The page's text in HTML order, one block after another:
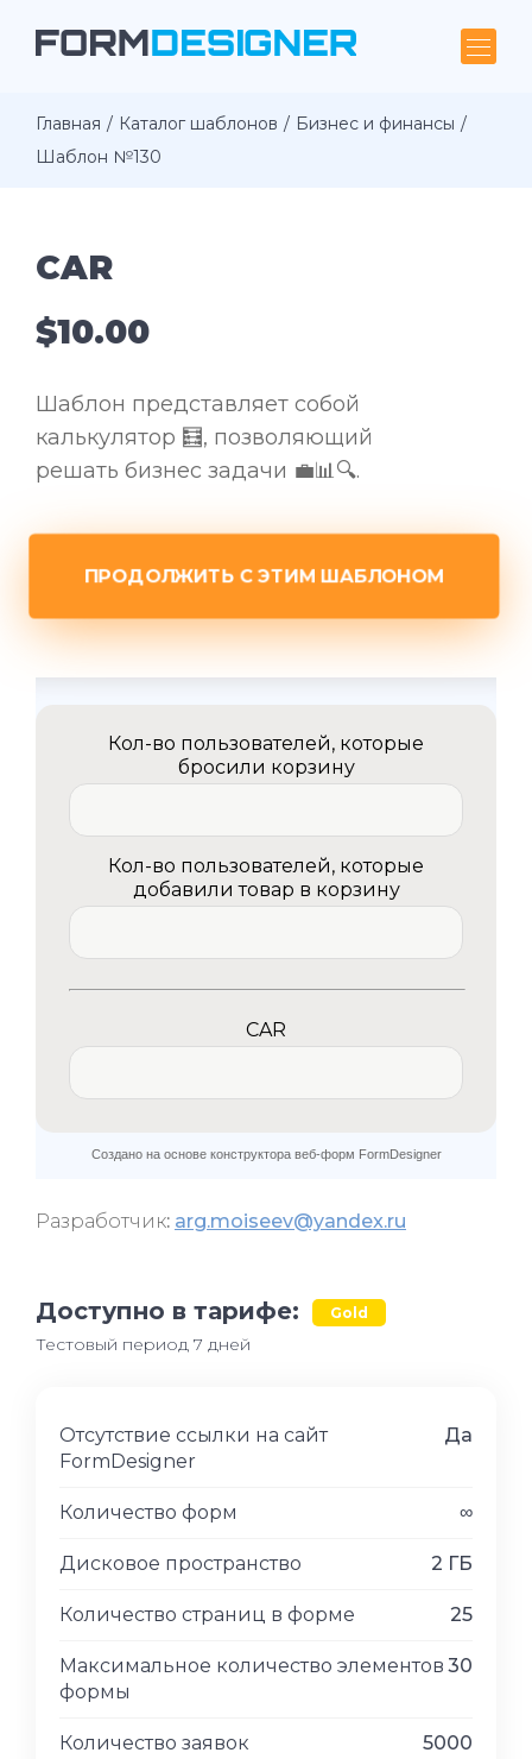
Главная Каталог шаблонов
Бизнес и финансы
Шаблон №130
CAR
$10.00
Шаблон представляет собой
калькулятор 🧮, позволяющий
решать бизнес задачи 💼📊🔍.
ПРОДОЛЖИТЬ С ЭТИМ ШАБЛОНОМ
Разработчик: arg.moiseev@yandex.ru
Доступно в тарифе: Gold
Тестовый период 7 дней
Отсутствие ссылки на сайт
FormDesigner
Да
Количество форм ∞
Дисковое пространство 2 ГБ
Количество страниц в форме 25
Максимальное количество элементов
формы
30
Количество заявок 5000